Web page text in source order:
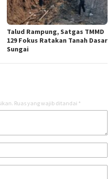
Talud Rampung, Satgas TMMD
129 Fokus Ratakan Tanah Dasar
Sungai
Ruas yang wajib ditandai *